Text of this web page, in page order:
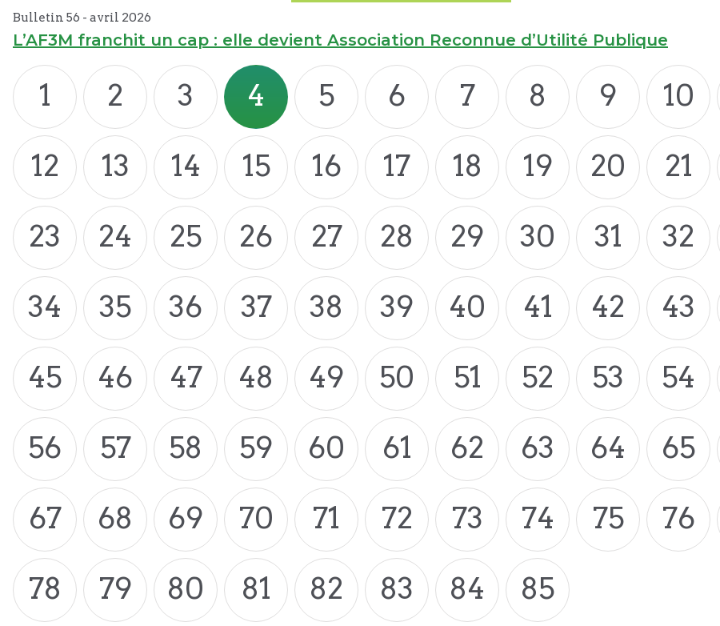
Bulletin 56 - avril 2026
L’AF3M franchit un cap : elle devient Association Reconnue d’Utilité Publique
1 2 3 4 5 6 7 8 9 10
12
13 14 15 16 17 18 19 20 21
23
24 25 26 27 28 29 30 31 32
34
35 36 37 38 39 40 41 42 43
45
46 47 48 49 50 51 52 53 54
56
57 58 59 60 61 62 63 64 65
67
68 69 70 71 72 73 74 75 76
78
79 80 81 82 83 84 85